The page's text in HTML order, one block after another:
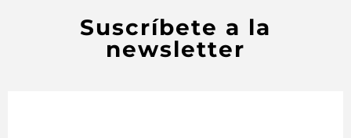
Suscríbete a la
newsletter